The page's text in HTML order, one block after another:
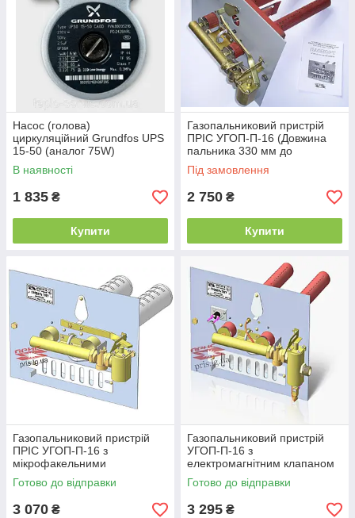
Насос (голова)
циркуляційний Grundfos UPS
15-50 (аналог 75W)
В наявності
1 835 ₴
Купити
Газопальниковий пристрій
ПРІС УГОП-П-16 (Довжина
пальника 330 мм до
форсунок)
Під замовлення
2 750 ₴
Купити
Газопальниковий пристрій
ПРІС УГОП-П-16 з
мікрофакельними
пальниками (Довжина
пальника 250 мм)
Готово до відправки
3 070 ₴
Газопальниковий пристрій
УГОП-П-16 з
електромагнітним клапаном
(Довжина пальника 330 мм
до форсунок)
Готово до відправки
3 295 ₴